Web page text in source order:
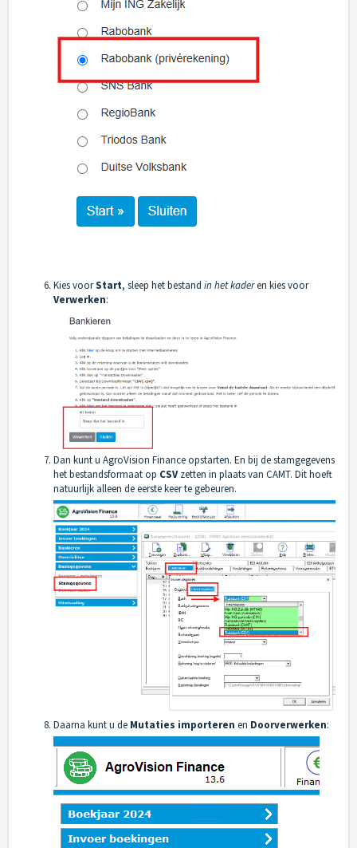
Kies voorStart, sleep het bestand in het kaderen kies voor
Verwerken:
Dan kunt u AgroVision Finance opstarten. En bij de stamgegevens
het bestandsformaat op CSVzetten in plaats van CAMT. Dit hoeft
natuurlijk alleen de eerste keer te gebeuren.
Daarna kunt u de Mutaties importeren en Doorverwerken: